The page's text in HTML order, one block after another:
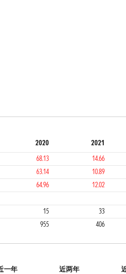
2020 2021
68.13 14.66
63.14 10.89
64.96 12.02
2 4
15 33
955 406
一年 近两年